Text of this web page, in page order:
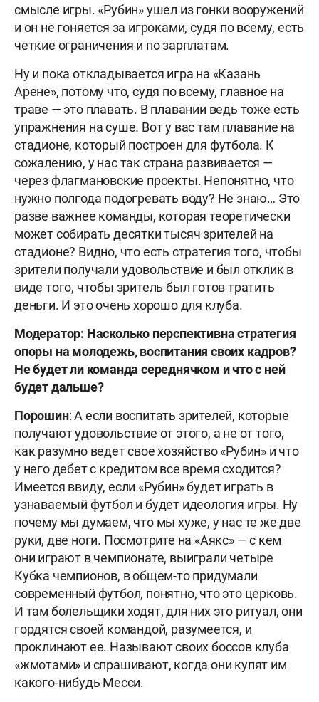
смысле игры. «Рубин» ушел из гонки вооружений
и он не гоняется за игроками, судя по всему, есть
четкие ограничения и по зарплатам.
Ну и пока откладывается игра на «Казань
Арене», потому что, судя по всему, главное на
траве — это плавать. В плавании ведь тоже есть
упражнения на суше. Вот у вас там плавание на
стадионе, который построен для футбола. К
сожалению, у нас так страна развивается —
через флагмановские проекты. Непонятно, что
нужно полгода подогревать воду? Не знаю… Это
разве важнее команды, которая теоретически
может собирать десятки тысяч зрителей на
стадионе? Видно, что есть стратегия того, чтобы
зрители получали удовольствие и был отклик в
виде того, чтобы зритель был готов тратить
деньги. И это очень хорошо для клуба.
Модератор: Насколько перспективна стратегия
опоры на молодежь, воспитания своих кадров?
Не будет ли команда середнячком и что с ней
будет дальше?
Порошин: А если воспитать зрителей, которые
получают удовольствие от этого, а не от того,
как разумно ведет свое хозяйство «Рубин» и что
у него дебет с кредитом все время сходится?
Имеется ввиду, если «Рубин» будет играть в
узнаваемый футбол и будет идеология игры. Ну
почему мы думаем, что мы хуже, у нас те же две
руки, две ноги. Посмотрите на «Аякс» — с кем
они играют в чемпионате, выиграли четыре
Кубка чемпионов, в общем-то придумали
современный футбол, понятно, что это церковь.
И там болельщики ходят, для них это ритуал, они
гордятся своей командой, разумеется, и
проклинают ее. Называют своих боссов клуба
«жмотами» и спрашивают, когда они купят им
какого-нибудь Месси.